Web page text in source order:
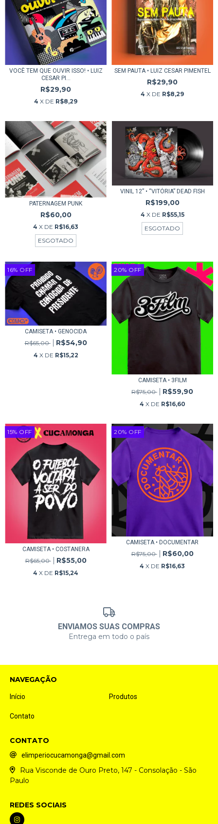
VOCÊ TEM QUE OUVIR ISSO! • LUIZ
CESAR PI...
R$29,90
4 X DE R$8,29
SEM PAUTA • LUIZ CESAR PIMENTEL
R$29,90
4 X DE R$8,29
PATERNAGEM PUNK
R$60,00
4 X DE R$16,63
ESGOTADO
VINIL 12” • “VITÓRIA” DEAD FISH
R$199,00
4 X DE R$55,15
ESGOTADO
16% OFF
CAMISETA • GENOCIDA
R$65,00 R$54,90
4 X DE R$15,22
20% OFF
CAMISETA • 3FILM
R$75,00 R$59,90
4 X DE R$16,60
15% OFF
CAMISETA • COSTANERA
R$65,00 R$55,00
4 X DE R$15,24
20% OFF
CAMISETA • DOCUMENTAR
R$75,00 R$60,00
4 X DE R$16,63
ENVIAMOS SUAS COMPRAS
Entrega em todo o país
NAVEGAÇÃO
Início Produtos
Contato
CONTATO
elimperiocucamonga@gmail.com
Rua Visconde de Ouro Preto, 147 - Consolação - São
Paulo
REDES SOCIAIS